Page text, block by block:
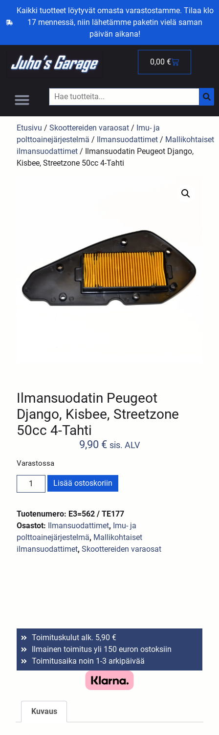
Kaikki tuotteet löytyvät omasta varastostamme. Tilaa klo
17 mennessä, niin lähetämme paketin vielä saman
päivän aikana!
0,00 €
Etusivu /Skoottereiden varaosat / Imu- ja
polttoainejärjestelmä / Ilmansuodattimet / Mallikohtaiset
ilmansuodattimet / Ilmansuodatin Peugeot Django,
Kisbee, Streetzone 50cc 4-Tahti
Ilmansuodatin Peugeot
Django, Kisbee, Streetzone
50cc 4-Tahti
9,90 € sis. ALV
Varastossa
Lisää ostoskoriin
Tuotenumero: E3=562 / TE177
Osastot: Ilmansuodattimet, Imu- ja
polttoainejärjestelmä, Mallikohtaiset
ilmansuodattimet,Skoottereiden varaosat
Toimituskulut alk. 5,90 €
Ilmainen toimitus yli 150 euron ostoksiin
Toimitusaika noin 1-3 arkipäivää
Kuvaus